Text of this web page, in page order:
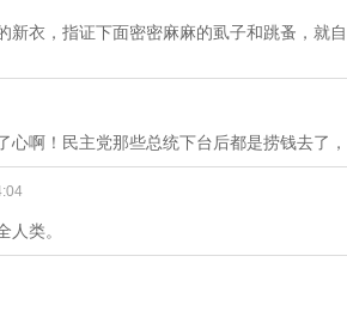
新衣，指证下面密密麻麻的虱子和跳蚤，就
心啊！民主党那些总统下台后都是捞钱去了
人类。